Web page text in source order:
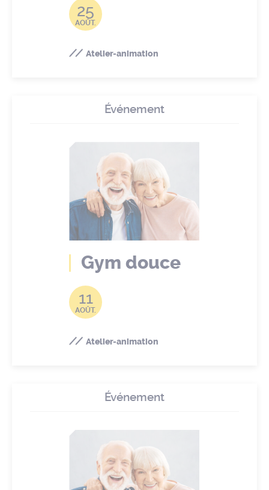
25
AOÛT.
Atelier-animation
Gym douce
11
AOÛT.
Atelier-animation
Événement
Événement